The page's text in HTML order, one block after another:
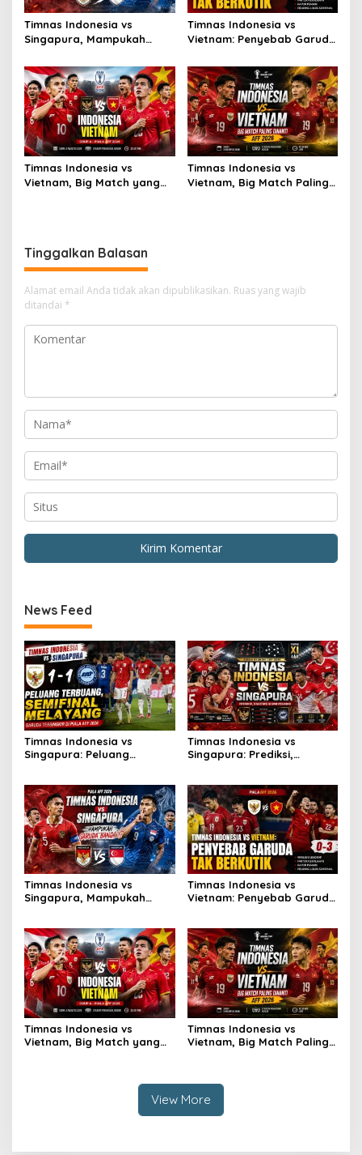
Timnas Indonesia vs
Singapura, Mampukah
Timnas Indonesia vs
Vietnam: Penyebab Garuda
Timnas Indonesia vs
Vietnam, Big Match yang
Timnas Indonesia vs
Vietnam, Big Match Paling
Tinggalkan Balasan
Alamat email Anda tidak akan dipublikasikan. Ruas yang wajib
ditandai *
News Feed
Timnas Indonesia vs
Singapura: Peluang
Timnas Indonesia vs
Singapura: Prediksi,
Timnas Indonesia vs
Singapura, Mampukah
Timnas Indonesia vs
Vietnam: Penyebab Garuda
Timnas Indonesia vs
Vietnam, Big Match yang
Timnas Indonesia vs
Vietnam, Big Match Paling
View More